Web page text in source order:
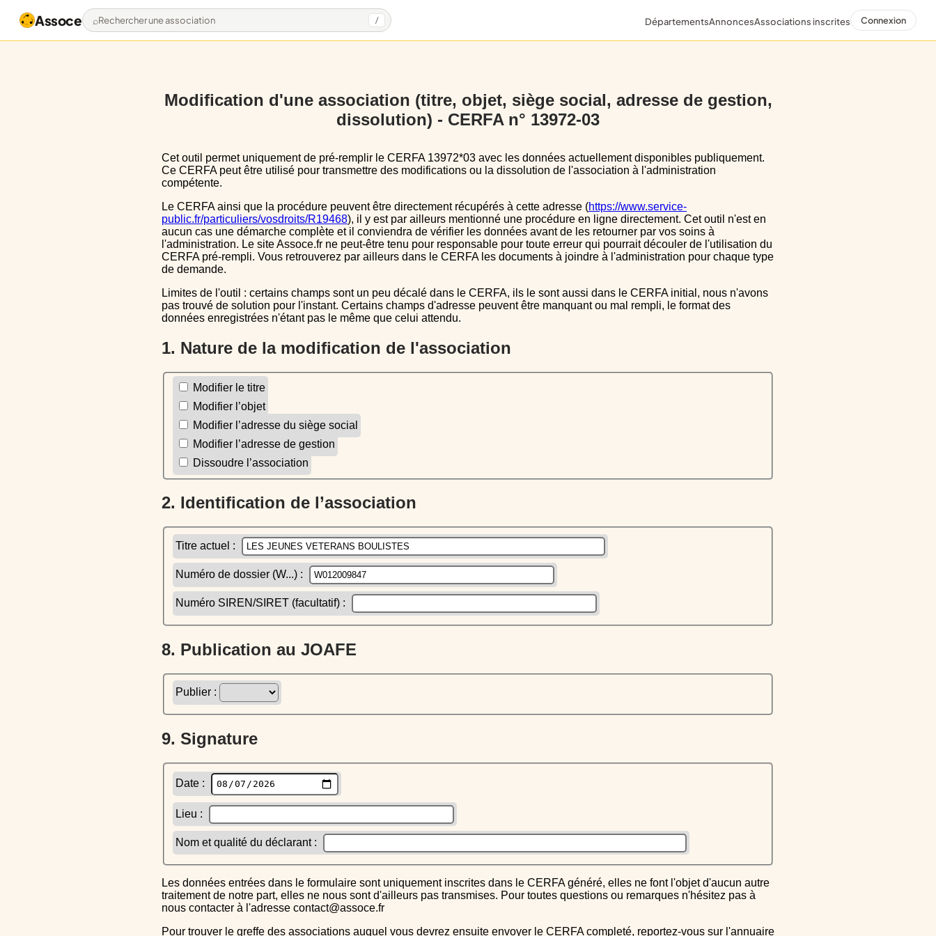
Assoce Rechercher une association / DépartementsAnnoncesAssociations inscrites Connexion
Modification d'une association (titre, objet, siège social, adresse de gestion,
dissolution) - CERFA n° 13972-03
Cet outil permet uniquement de pré-remplir le CERFA 13972*03 avec les données actuellement disponibles publiquement.
Ce CERFA peut être utilisé pour transmettre des modifications ou la dissolution de l'association à l'administration
compétente.
Le CERFA ainsi que la procédure peuvent être directement récupérés à cette adresse (https://www.service-
public.fr/particuliers/vosdroits/R19468), il y est par ailleurs mentionné une procédure en ligne directement. Cet outil n'est en
aucun cas une démarche complète et il conviendra de vérifier les données avant de les retourner par vos soins à
l'administration. Le site Assoce.fr ne peut-être tenu pour responsable pour toute erreur qui pourrait découler de l'utilisation du
CERFA pré-rempli. Vous retrouverez par ailleurs dans le CERFA les documents à joindre à l'administration pour chaque type
de demande.
Limites de l'outil : certains champs sont un peu décalé dans le CERFA, ils le sont aussi dans le CERFA initial, nous n'avons
pas trouvé de solution pour l'instant. Certains champs d'adresse peuvent être manquant ou mal rempli, le format des
données enregistrées n'étant pas le même que celui attendu.
1. Nature de la modification de l'association
Modifier le titre
Modifier l’objet
Modifier l’adresse du siège social
Modifier l’adresse de gestion
Dissoudre l’association
2. Identification de l’association
Titre actuel :
Numéro de dossier (W...) :
Numéro SIREN/SIRET (facultatif) :
8. Publication au JOAFE
Publier :
9. Signature
Date :
Lieu :
Nom et qualité du déclarant :
Les données entrées dans le formulaire sont uniquement inscrites dans le CERFA généré, elles ne font l'objet d'aucun autre
traitement de notre part, elles ne nous sont d'ailleurs pas transmises. Pour toutes questions ou remarques n'hésitez pas à
nous contacter à l'adresse contact@assoce.fr
Pour trouver le greffe des associations auquel vous devrez ensuite envoyer le CERFA completé, reportez-vous sur l'annuaire